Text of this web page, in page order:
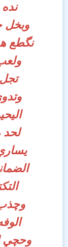
وبخل
نگطع
تجل
لحد
وچذب
وحچي